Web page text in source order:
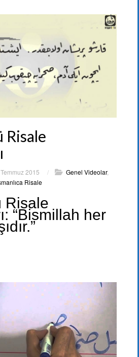
Risale
2015 / Genel Videolar,
Risale
Risale
“Bismillah her